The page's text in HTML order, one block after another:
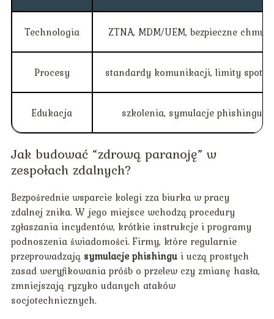
Technologia ZTNA, MDM/UEM, bezpieczne
Procesy standardy komunikacji, limity
Edukacja szkolenia, symulacje phishingu
Jak budować “zdrową paranoję” w
zespołach zdalnych?
Bezpośrednie wsparcie kolegi zza biurka w pracy
zdalnej znika. W jego miejsce wchodzą procedury
zgłaszania incydentów, krótkie instrukcje i programy
podnoszenia świadomości. Firmy, które regularnie
przeprowadzają symulacje phishingui uczą prostych
zasad weryfikowania próśb o przelew czy zmianę hasła,
zmniejszają ryzyko udanych ataków
socjotechnicznych.